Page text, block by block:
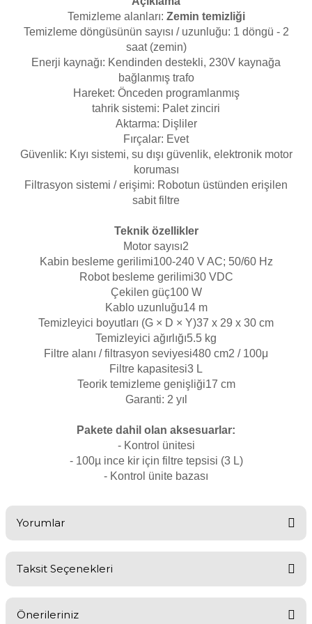
Havuz
Kapağı
Havuz Pompa
Kuvars Cam
Olimpik Havuz
Yangın Pompası
Temizleme alanları: Zemin temizliği
Temizleme döngüsünün sayısı / uzunluğu: 1 döngü - 2
saat (zemin)
Enerji kaynağı: Kendinden destekli, 230V kaynağa
bağlanmış trafo
Hareket: Önceden programlanmış
tahrik sistemi: Palet zinciri
Aktarma: Dişliler
Fırçalar: Evet
Güvenlik: Kıyı sistemi, su dışı güvenlik, elektronik motor
koruması
Filtrasyon sistemi / erişimi: Robotun üstünden erişilen
sabit filtre
Teknik özellikler
Motor sayısı2
Kabin besleme gerilimi100-240 V AC; 50/60 Hz
Robot besleme gerilimi30 VDC
Çekilen güç100 W
Kablo uzunluğu14 m
Temizleyici boyutları (G × D × Y)37 x 29 x 30 cm
Temizleyici ağırlığı5.5 kg
Filtre alanı / filtrasyon seviyesi480 cm2 / 100μ
Filtre kapasitesi3 L
Teorik temizleme genişliği17 cm
Garanti: 2 yıl
Pakete dahil olan aksesuarlar:
- Kontrol ünitesi
- 100µ ince kir için filtre tepsisi (3 L)
- Kontrol ünite bazası
Yorumlar
Taksit Seçenekleri
Önerileriniz